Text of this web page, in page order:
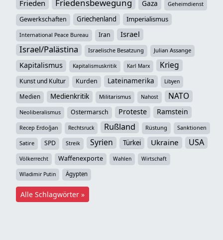
Frieden Friedensbewegung Gaza Geheimdienst
Gewerkschaften Griechenland Imperialismus
International Peace Bureau Iran Israel
Israel/Palästina Israelische Besatzung Julian Assange
Kapitalismus Kapitalismuskritik Karl Marx Krieg
Kunst und Kultur Kurden Lateinamerika Libyen
Medien Medienkritik Militarismus Nahost NATO
Neoliberalismus Ostermarsch Proteste Ramstein
Recep Erdoğan Rechtsruck Rußland Rüstung Sanktionen
Satire SPD Streik Syrien Türkei Ukraine USA
Völkerrecht Waffenexporte Wahlen Wirtschaft
Wladimir Putin Ägypten
Alle Schlagwörter »